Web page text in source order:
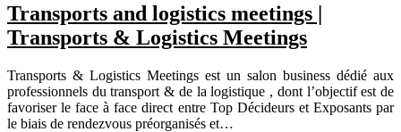
Transports and logistics meetings |
Transports & Logistics Meetings
Transports & Logistics Meetings est un salon business dédié aux
professionnels du transport & de la logistique , dont l’objectif est de
favoriser le face à face direct entre Top Décideurs et Exposants par
le biais de rendezvous préorganisés et…